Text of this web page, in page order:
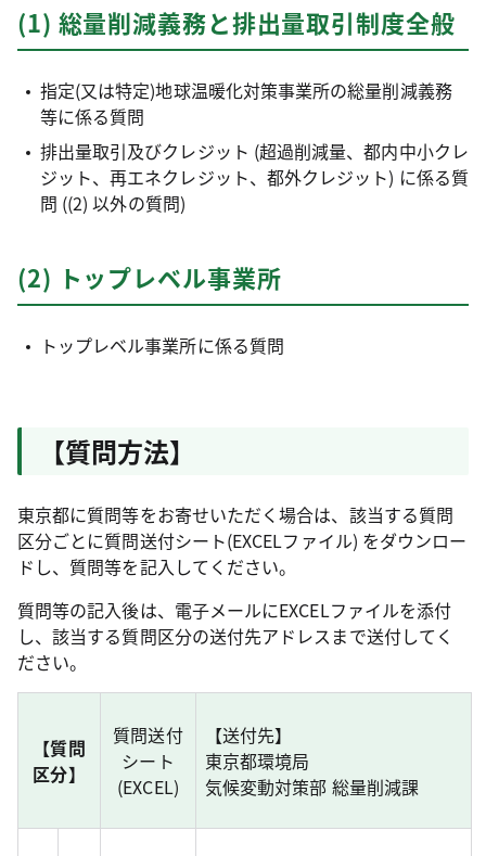
(1) 総量削減義務と排出量取引制度全般
指定(又は特定)地球温暖化対策事業所の総量削減義務
等に係る質問
排出量取引及びクレジット (超過削減量、都内中小クレ
ジット、再エネクレジット、都外クレジット) に係る質
問 ((2) 以外の質問)
(2) トップレベル事業所
トップレベル事業所に係る質問
【質問方法】
東京都に質問等をお寄せいただく場合は、該当する質問
区分ごとに質問送付シート(EXCELファイル) をダウンロー
ドし、質問等を記入してください。
質問等の記入後は、電子メールにEXCELファイルを添付
し、該当する質問区分の送付先アドレスまで送付してく
ださい。
【質問
区分】
質問送付
シート
(EXCEL)
【送付先】
東京都環境局
気候変動対策部 総量削減課